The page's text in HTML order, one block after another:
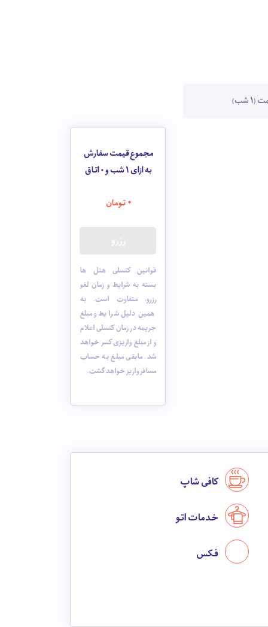
شب)
مجموع قیمت سفارش
به ازای 1 شب و
0اتاق
0تومان
قوانین کنسلی هتل ها
بسته به شرایط و زمان لغو
رزرو، متفاوت است. به
همین دلیل شرایط و مبلغ
جریمه در زمان کنسلی اعلام
و از مبلغ واریزی کسر خواهد
شد. مابقی مبلغ به حساب
مسافر واریز خواهد گشت.
کافی شاپ
خدمات اتو
فکس